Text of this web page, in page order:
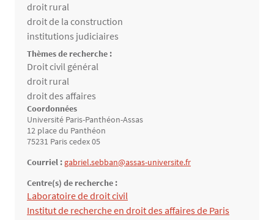
droit rural
droit de la construction
institutions judiciaires
Thèmes de recherche :
Thèmes de recherche
Droit civil général
droit rural
droit des affaires
Coordonnées
Université Paris-Panthéon-Assas
12 place du Panthéon
75231 Paris cedex 05
Courriel : gabriel.sebban@assas-universite.fr
Centre(s) de recherche :
Structure(s) de rattachement
Laboratoire de droit civil
Institut de recherche en droit des affaires de Paris